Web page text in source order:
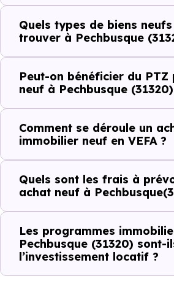
scolaires. Des équipements du
autant d'arguments concrets
dans la commune.
Combien coûte un
(31320) ?
C'est souvent la première
prix à connaître pour un achat
(31320) :
Prix
minimum
Prix
Quels types de biens
trouver à Pechbusque
Peut-on bénéficier du PTZ
neuf à Pechbusque
Comment se déroule un
immobilier neuf en VEFA ?
Quels sont les frais à
achat neuf à
Les programmes
Pechbusque (31320) sont-
l’investissement locatif ?